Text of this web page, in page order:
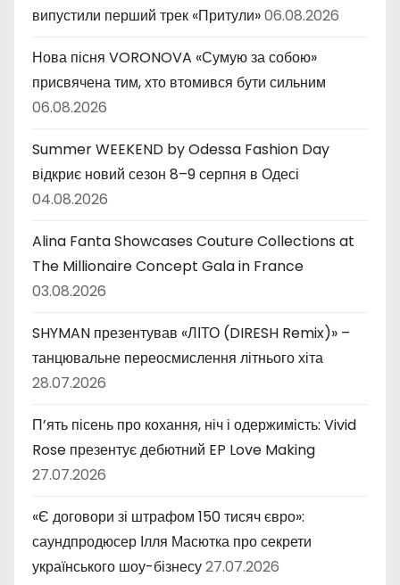
с
е
й
випустили перший трек «Притули»06.08.2026
Нова пісня VORONOVA «Сумую за собою»
присвячена тим, хто втомився бути сильним
06.08.2026
Summer WEEKEND by Odessa Fashion Day
відкриє новий сезон 8–9 серпня в Одесі
04.08.2026
Alina Fanta Showcases Couture Collections at
The Millionaire Concept Gala in France
03.08.2026
SHYMAN презентував «ЛІТО (DIRESH Remix)» –
танцювальне переосмислення літнього хіта
28.07.2026
П’ять пісень про кохання, ніч і одержимість: Vivid
Rose презентує дебютний EP Love Making
27.07.2026
«Є договори зі штрафом 150 тисяч євро»:
саундпродюсер Ілля Масютка про секрети
українського шоу-бізнесу27.07.2026